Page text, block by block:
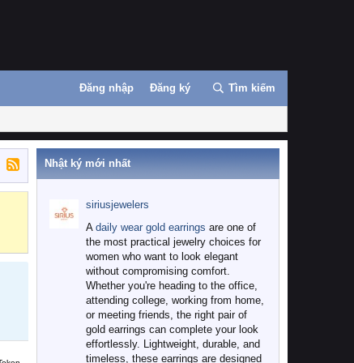
Đăng nhập Đăng ký Tìm kiếm
Nhật ký mới nhất
siriusjewelers
A daily wear gold earrings are one of
the most practical jewelry choices for
women who want to look elegant
without compromising comfort.
Whether you're heading to the office,
attending college, working from home,
or meeting friends, the right pair of
gold earrings can complete your look
effortlessly. Lightweight, durable, and
timeless, these earrings are designed